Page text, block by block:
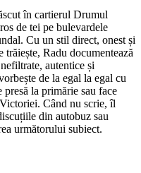
în cartierul Drumul
de tei pe bulevardele
Cu un stil direct, onest și
trăiește, Radu documentează
autentice și
de la egal la egal cu
la primărie sau face
Când nu scrie, îl
din autobuz sau
următorului subiect.